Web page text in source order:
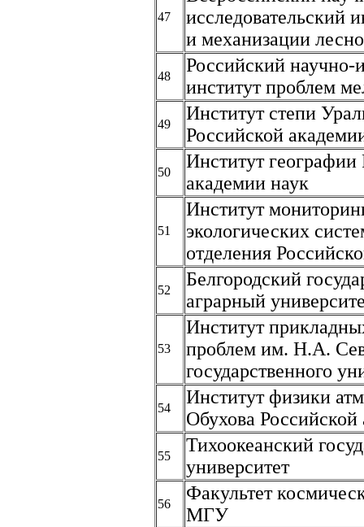
47
исследовательский
и механизации
48
Российский научно-
институт проблем
49
Институт степи
Российской
50
Институт географии
академии наук
51
Институт
экологических
отделения
52
Белгородский
аграрный
53
Институт
проблем им. Н.А.
государственного
54
Институт физики
Обухова
55
Тихоокеанский
университет
56
Факультет
МГУ